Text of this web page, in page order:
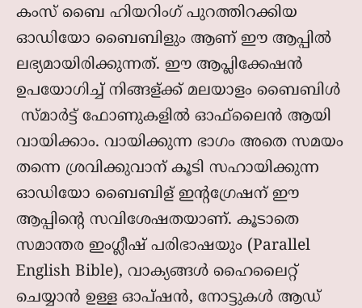
കംസ് ബൈ ഹിയറിംഗ് പുറത്തിറക്കിയ
ഓഡിയോ ബൈബിളും ആണ് ഈ ആപ്പില്‍
ലഭ്യമായിരിക്കുന്നത്. ഈ ആപ്ലിക്കേഷന്‍
ഉപയോഗിച്ച് നിങ്ങള്ക്ക് മലയാളം ബൈബിള്‍
സ്മാര്‍ട്ട്‌ ഫോണുകളില്‍ ഓഫ്‌ലൈന്‍ ആയി
വായിക്കാം. വായിക്കുന്ന ഭാഗം അതെ സമയം
തന്നെ ശ്രവിക്കുവാന് കൂടി സഹായിക്കുന്ന
ഓഡിയോ ബൈബിള് ഇന്റഗ്രേഷന് ഈ
ആപ്പിന്റെ സവിശേഷതയാണ്. കൂടാതെ
സമാന്തര ഇംഗ്ലീഷ് പരിഭാഷയും (Parallel
English Bible), വാക്യങ്ങള്‍ ഹൈലൈറ്റ്
ചെയ്യാന്‍ ഉള്ള ഓപ്ഷന്‍, നോട്ടുകള്‍ ആഡ്